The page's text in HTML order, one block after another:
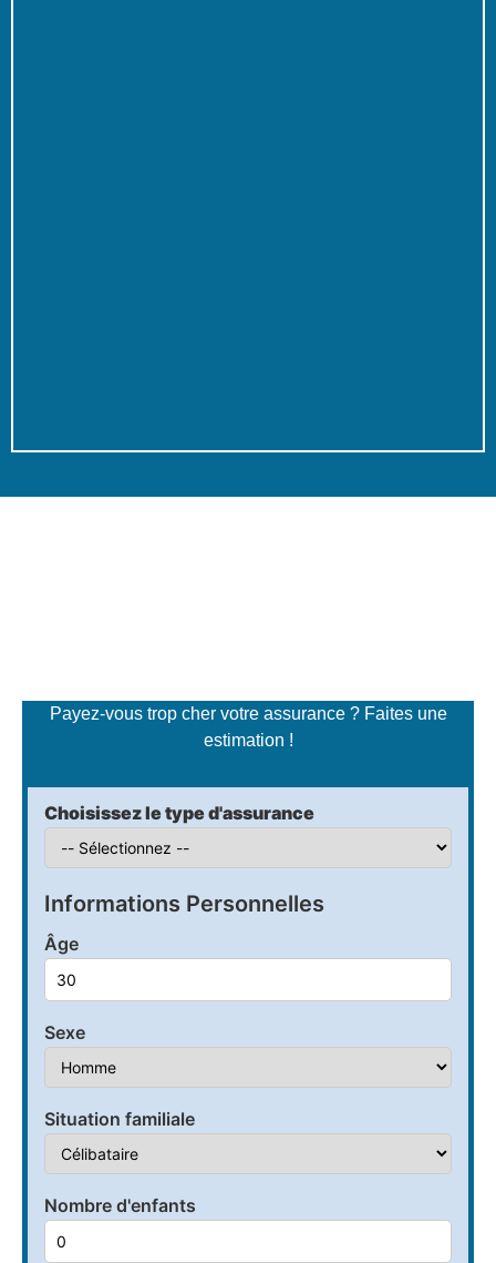
Payez-vous trop cher votre assurance ? Faites une
estimation !
Choisissez le type d'assurance
Informations Personnelles
Âge
Sexe
Situation familiale
Nombre d'enfants